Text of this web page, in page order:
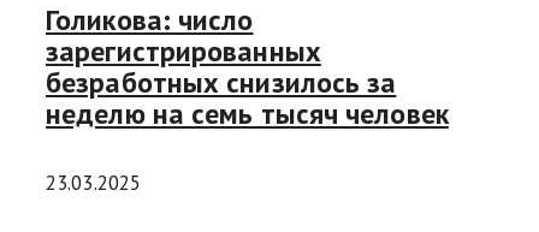
Голикова: число
зарегистрированных
безработных снизилось за
неделю на семь тысяч человек
23.03.2025